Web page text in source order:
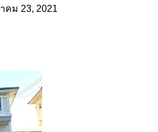
คม 23, 2021